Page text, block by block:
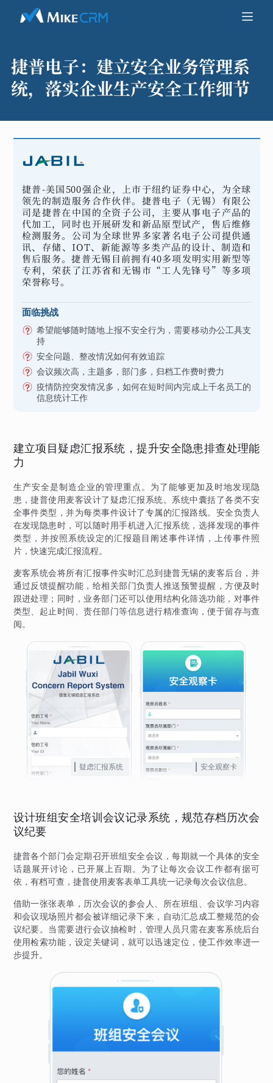
捷普电子： 建立安全业务管理系
统，落实企业生产安全工作细节
捷普-美国500强企业，上市于纽约证券中心，为全球
领先的制造服务合作伙伴。捷普电子（无锡）有限公
司是捷普在中国的全资子公司，主要从事电子产品的
代加工，同时也开展研发和新品原型试产，售后维修
检测服务。公司为全球世界多家著名电子公司提供通
讯、存储、IOT、新能源等多类产品的设计、制造和
售后服务。捷普无锡目前拥有40多项发明实用新型等
专利，荣获了江苏省和无锡市“工人先锋号”等多项
荣誉称号。
面临挑战
希望能够随时随地上报不安全行为，需要移动办公工具支
持
安全问题、整改情况如何有效追踪
会议频次高，主题多，部门多，归档工作费时费力
疫情防控突发情况多，如何在短时间内完成上千名员工的
信息统计工作
建立项目疑虑汇报系统，提升安全隐患排查处理能
力
生产安全是制造企业的管理重点。为了能够更加及时地发现隐
患，捷普使用麦客设计了疑虑汇报系统。系统中囊括了各类不安
全事件类型，并为每类事件设计了专属的汇报路线。安全负责人
在发现隐患时，可以随时用手机进入汇报系统，选择发现的事件
类型，并按照系统设定的汇报题目阐述事件详情，上传事件照
片，快速完成汇报流程。
麦客系统会将所有汇报事件实时汇总到捷普无锡的麦客后台，并
通过反馈提醒功能，给相关部门负责人推送预警提醒，方便及时
跟进处理；同时，业务部门还可以使用结构化筛选功能，对事件
类型、起止时间、责任部门等信息进行精准查询，便于留存与查
阅。
疑虑汇报系统 安全观察卡
设计班组安全培训会议记录系统，规范存档历次会
议纪要
捷普各个部门会定期召开班组安全会议，每期就一个具体的安全
话题展开讨论，已开展上百期。为了让每次会议工作都有据可
依，有档可查，捷普使用麦客表单工具统一记录每次会议信息。
借助一张张表单，历次会议的参会人、所在班组、会议学习内容
和会议现场照片都会被详细记录下来，自动汇总成工整规范的会
议纪要。当需要进行会议抽检时，管理人员只需在麦客系统后台
使用检索功能，设定关键词，就可以迅速定位，使工作效率进一
步提升。